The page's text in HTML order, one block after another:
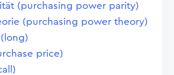
(purchasing power parity)
(purchasing power theory)
price)